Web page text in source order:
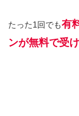
たった1回でも有
ンが無料で受